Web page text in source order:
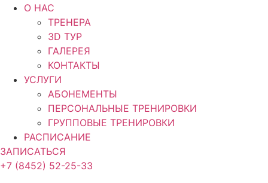
О НАС
ТРЕНЕРА
3D ТУР
ГАЛЕРЕЯ
КОНТАКТЫ
УСЛУГИ
АБОНЕМЕНТЫ
ПЕРСОНАЛЬНЫЕ ТРЕНИРОВКИ
ГРУППОВЫЕ ТРЕНИРОВКИ
РАСПИСАНИЕ
ЗАПИСАТЬСЯ
+7 (8452) 52-25-33